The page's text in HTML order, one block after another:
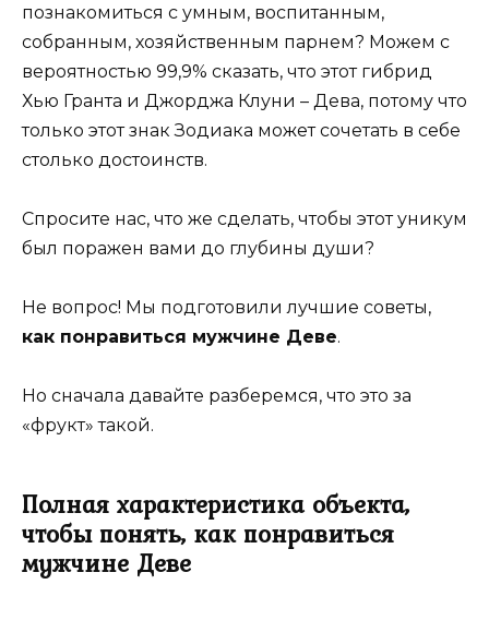
познакомиться с умным, воспитанным,
собранным, хозяйственным парнем? Можем с
вероятностью 99,9% сказать, что этот гибрид
Хью Гранта и Джорджа Клуни – Дева, потому что
только этот знак Зодиака может сочетать в себе
столько достоинств.
Спросите нас, что же сделать, чтобы этот уникум
был поражен вами до глубины души?
Не вопрос! Мы подготовили лучшие советы,
как понравиться мужчине Деве.
Но сначала давайте разберемся, что это за
«фрукт» такой.
Полная характеристика объекта,
чтобы понять, как понравиться
мужчине Деве